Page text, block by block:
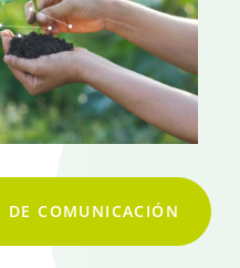
DE COMUNICACIÓN